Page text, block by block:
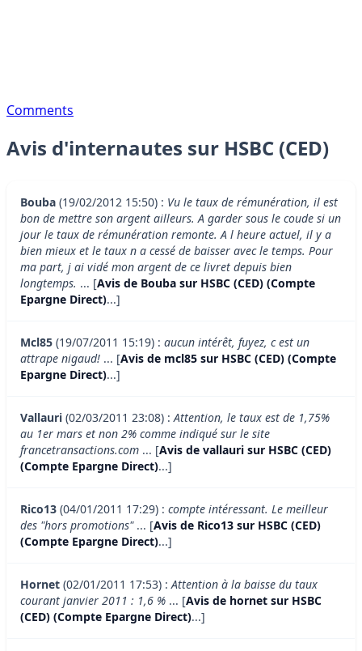
Comments
Avis d'internautes sur HSBC (CED)
Bouba (19/02/2012 15:50) : Vu le taux de rémunération, il est
bon de mettre son argent ailleurs. A garder sous le coude si un
jour le taux de rémunération remonte. A l heure actuel, il y a
bien mieux et le taux n a cessé de baisser avec le temps. Pour
ma part, j ai vidé mon argent de ce livret depuis bien
longtemps. ... [Avis de Bouba sur HSBC (CED) (Compte
Epargne Direct)...]
Mcl85 (19/07/2011 15:19) : aucun intérêt, fuyez, c est un
attrape nigaud! ... [Avis de mcl85 sur HSBC (CED) (Compte
Epargne Direct)...]
Vallauri (02/03/2011 23:08) :Attention, le taux est de 1,75%
au 1er mars et non 2% comme indiqué sur le site
francetransactions.com ... [Avis de vallauri sur HSBC (CED)
(Compte Epargne Direct)...]
Rico13 (04/01/2011 17:29) : compte intéressant. Le meilleur
des "hors promotions"... [Avis de Rico13 sur HSBC (CED)
(Compte Epargne Direct)...]
Hornet (02/01/2011 17:53) :Attention à la baisse du taux
courant janvier 2011 : 1,6 % ... [Avis de hornet sur HSBC
(CED) (Compte Epargne Direct)...]